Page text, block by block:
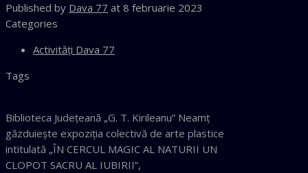
Published by Dava 77 at 8 februarie 2023
Categories
Activităţi Dava 77
Tags
Biblioteca Județeană „G. T. Kirileanu” Neamț
găzduiește expoziția colectivă de arte plastice
intitulată „ÎN CERCUL MAGIC AL NATURII UN
CLOPOT SACRU AL IUBIRII”,